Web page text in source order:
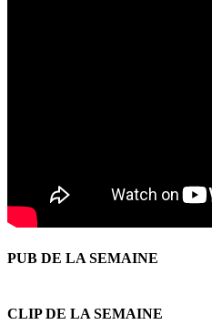
PUB DE LA SEMAINE
CLIP DE LA SEMAINE